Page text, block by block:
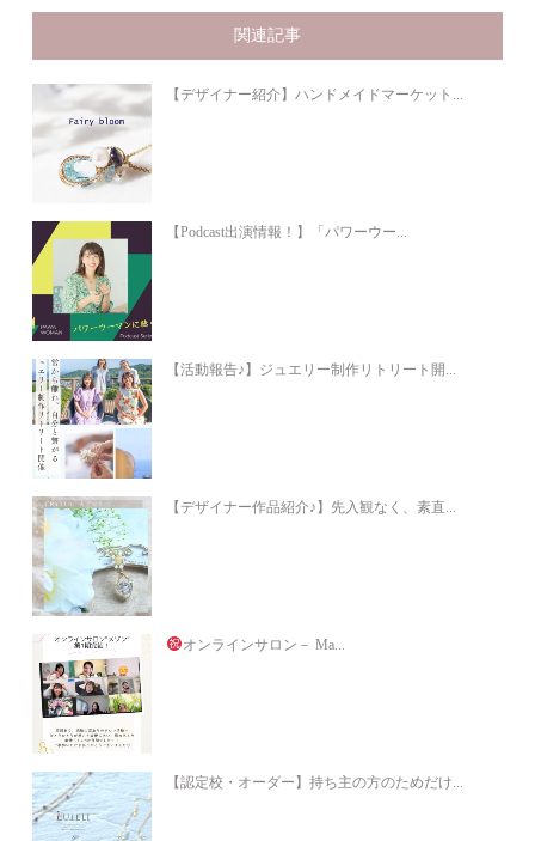
関連記事
【デザイナー紹介】ハンドメイドマーケット...
【Podcast出演情報！】「パワーウー...
【活動報告♪】ジュエリー制作リトリート開...
【デザイナー作品紹介♪】先入観なく、素直...
オンラインサロン－ Ma...
【認定校・オーダー】持ち主の方のためだけ...